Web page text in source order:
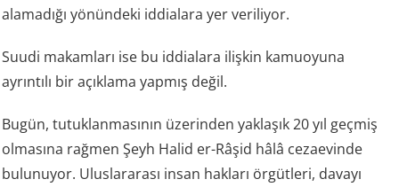
alamadığı yönündeki iddialara yer veriliyor.
Suudi makamları ise bu iddialara ilişkin kamuoyuna
ayrıntılı bir açıklama yapmış değil.
Bugün, tutuklanmasının üzerinden yaklaşık 20 yıl geçmiş
olmasına rağmen Şeyh Halid er-Râşid hâlâ cezaevinde
bulunuyor. Uluslararası insan hakları örgütleri, davayı